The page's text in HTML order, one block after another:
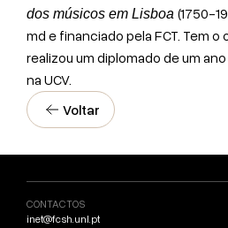
dos músicos em Lisboa (1750-
md e financiado pela FCT. Tem
realizou um diplomado de um
na UCV.
Voltar
CONTACTOS
inet@fcsh.unl.pt